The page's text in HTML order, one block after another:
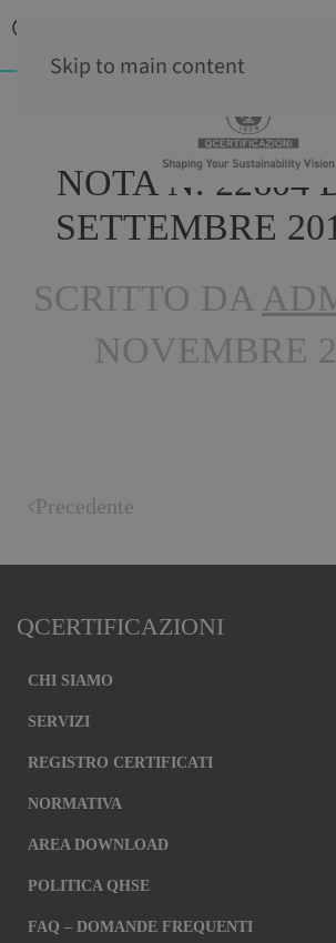
Skip to main content
NOTA N. 22604
SETTEMBRE
SCRITTO DA
NOVEMBRE
Precedente
QCERTIFICAZIONI
CHI SIAMO
SERVIZI
REGISTRO CERTIFICATI
NORMATIVA
AREA DOWNLOAD
POLITICA QHSE
FAQ – DOMANDE FREQUENTI